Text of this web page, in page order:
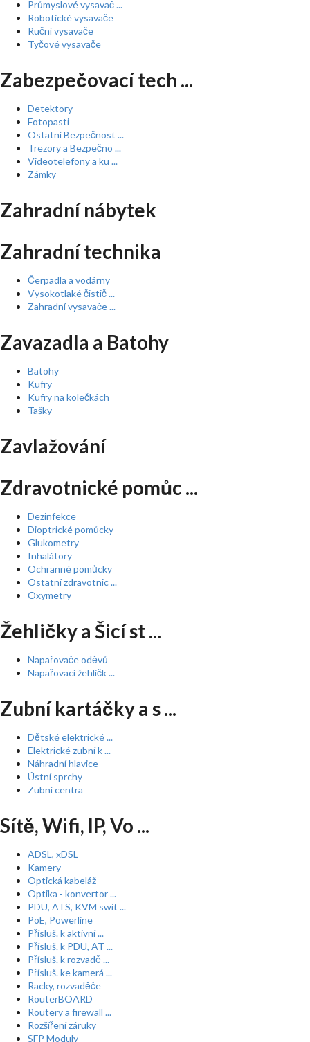
Průmyslové vysavač ...
Robotické vysavače
Ruční vysavače
Tyčové vysavače
Zabezpečovací tech ...
Detektory
Fotopasti
Ostatní Bezpečnost ...
Trezory a Bezpečno ...
Videotelefony a ku ...
Zámky
Zahradní nábytek
Zahradní technika
Čerpadla a vodárny
Vysokotlaké čistič ...
Zahradní vysavače ...
Zavazadla a Batohy
Batohy
Kufry
Kufry na kolečkách
Tašky
Zavlažování
Zdravotnické pomůc ...
Dezinfekce
Dioptrické pomůcky
Glukometry
Inhalátory
Ochranné pomůcky
Ostatní zdravotnic ...
Oxymetry
Žehličky a Šicí st ...
Napařovače oděvů
Napařovací žehličk ...
Zubní kartáčky a s ...
Dětské elektrické ...
Elektrické zubní k ...
Náhradní hlavice
Ústní sprchy
Zubní centra
Sítě, Wifi, IP, Vo ...
ADSL, xDSL
Kamery
Optická kabeláž
Optika - konvertor ...
PDU, ATS, KVM swit ...
PoE, Powerline
Přísluš. k aktivní ...
Přísluš. k PDU, AT ...
Přísluš. k rozvadě ...
Přísluš. ke kamerá ...
Racky, rozvaděče
RouterBOARD
Routery a firewall ...
Rozšíření záruky
SFP Moduly